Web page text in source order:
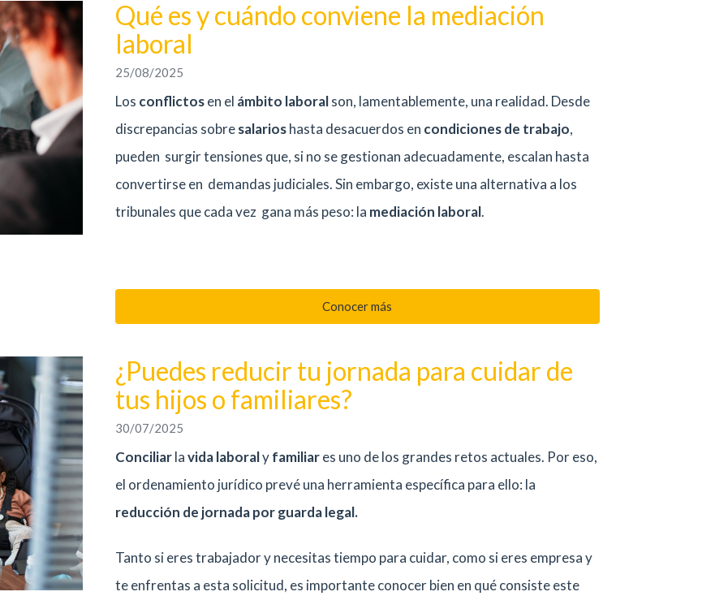
Qué es y cuándo conviene la mediación
laboral
25/08/2025
Los conflictosen el ámbito laboralson, lamentablemente, una realidad. Desde
discrepancias sobresalarioshasta desacuerdos en condiciones de trabajo,
pueden surgir tensiones que, si no se gestionan adecuadamente, escalan hasta
convertirse en demandas judiciales. Sin embargo, existe una alternativa a los
tribunales que cada vez gana más peso: la mediación laboral.
Conocer más
¿Puedes reducir tu jornada para cuidar de
tus hijos o familiares?
30/07/2025
Conciliarlavida laboralyfamiliares uno de los grandes retos actuales. Por eso,
el ordenamiento jurídico prevé una herramienta específica para ello: la
reducción de jornada por guarda legal.
Tanto si eres trabajador y necesitas tiempo para cuidar, como si eres empresa y
te enfrentas a esta solicitud, es importante conocer bien en qué consiste este